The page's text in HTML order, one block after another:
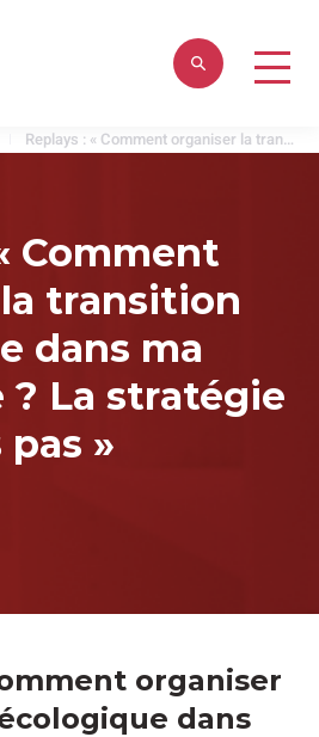
Replays : « Comment organiser la transition écologique dans ma commune ? La stratégie des petits pas »
Comment
transition
dans ma
La stratégie
»
organiser
dans